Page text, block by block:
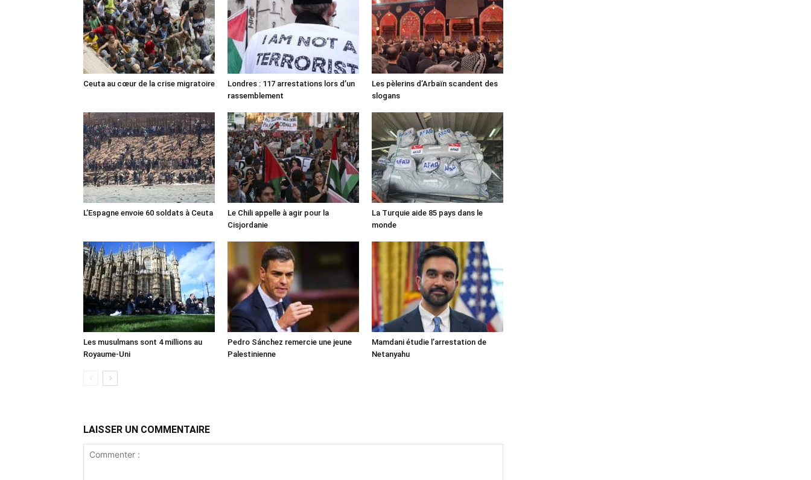
Ceuta au cœur de la crise migratoire
Londres : 117 arrestations lors d’un
rassemblement
Les pèlerins d’Arbaïn scandent des
slogans
L’Espagne envoie 60 soldats à Ceuta
Le Chili appelle à agir pour la
Cisjordanie
La Turquie aide 85 pays dans le
monde
Les musulmans sont 4 millions au
Royaume-Uni
Pedro Sánchez remercie une jeune
Palestinienne
Mamdani étudie l’arrestation de
Netanyahu
LAISSER UN COMMENTAIRE